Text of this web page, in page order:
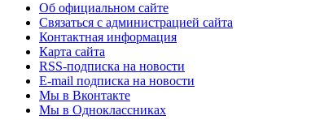
Об официальном сайте
Связаться с администрацией сайта
Контактная информация
Карта сайта
RSS-подписка на новости
E-mail подписка на новости
Мы в Вконтакте
Мы в Одноклассниках